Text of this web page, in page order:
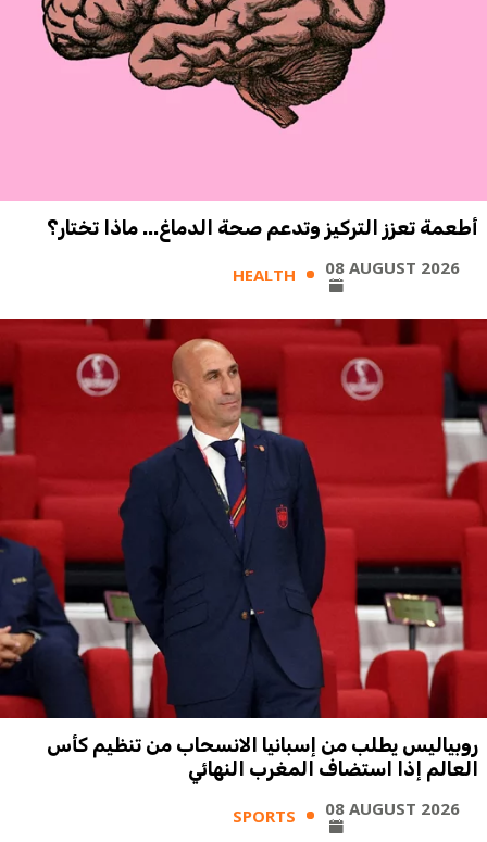
أطعمة تعزز التركيز وتدعم صحة الدماغ... ماذا تختار؟
HEALTH 08 AUGUST 2026
روبياليس يطلب من إسبانيا الانسحاب من تنظيم كأس
العالم إذا استضاف المغرب النهائي
SPORTS 08 AUGUST 2026